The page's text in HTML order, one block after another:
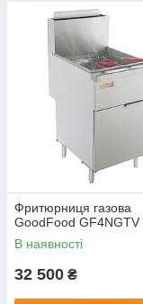
Фритюрниця газова
GoodFood GF4NGTV
В наявності
32 500 ₴